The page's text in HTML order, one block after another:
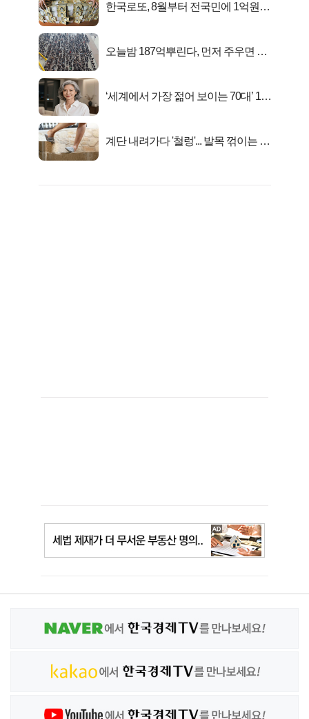
한국로또, 8월부터 전국민에 1억원씩
오늘밤 187억뿌린다, 먼저 주우면 최
‘세계에서 가장 젊어 보이는 70대’ 1위
계단 내려가다 '철렁'... 발목 꺾이는 이